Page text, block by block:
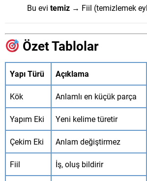
Bu evi temiz → Fiil (temizlemek
Özet Tablolar
Yapı Türü Açıklama
Kök Anlamlı en küçük parça
Yapım Eki Yeni kelime türetir
Çekim Eki Anlam değiştirmez
Fiil İş, oluş bildirir